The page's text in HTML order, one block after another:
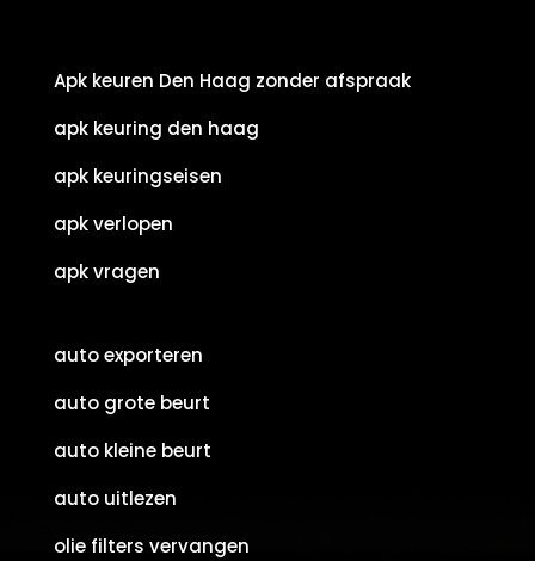
Apk keuren Den Haag zonder afspraak
apk keuring den haag
apk keuringseisen
apk verlopen
apk vragen
auto exporteren
auto grote beurt
auto kleine beurt
auto uitlezen
olie filters vervangen